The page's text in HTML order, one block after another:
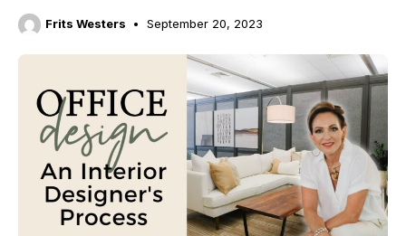
Frits Westers September 20, 2023